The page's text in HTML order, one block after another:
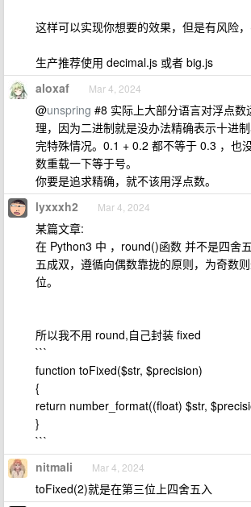
这样可以实现你想要的效果，但是有风险，
生产推荐使用 decimal.js 或者 big.js
aloxaf Mar 4, 2024
@unspring #8 实际上大部分语言对浮点数
理，因为二进制就是没办法精确表示十进
完特殊情况。0.1 + 0.2 都不等于 0.3 ，也
数重载一下等于号。
你要是追求精确，就不该用浮点数。
lyxxxh2 Mar 4, 2024
某篇文章:
在 Python3 中 ，round()函数 并不是四舍
五成双，遵循向偶数靠拢的原则，为奇数
位。
所以我不用 round,自己封装 fixed
```
function toFixed($str, $precision)
{
return number_format((float) $str,
}
```
nitmali Mar 4, 2024
toFixed(2)就是在第三位上四舍五入